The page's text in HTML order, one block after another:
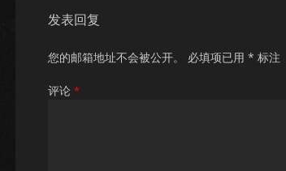
发表回复
您的邮箱地址不会被公开。 必填项已用 * 标注
评论 *